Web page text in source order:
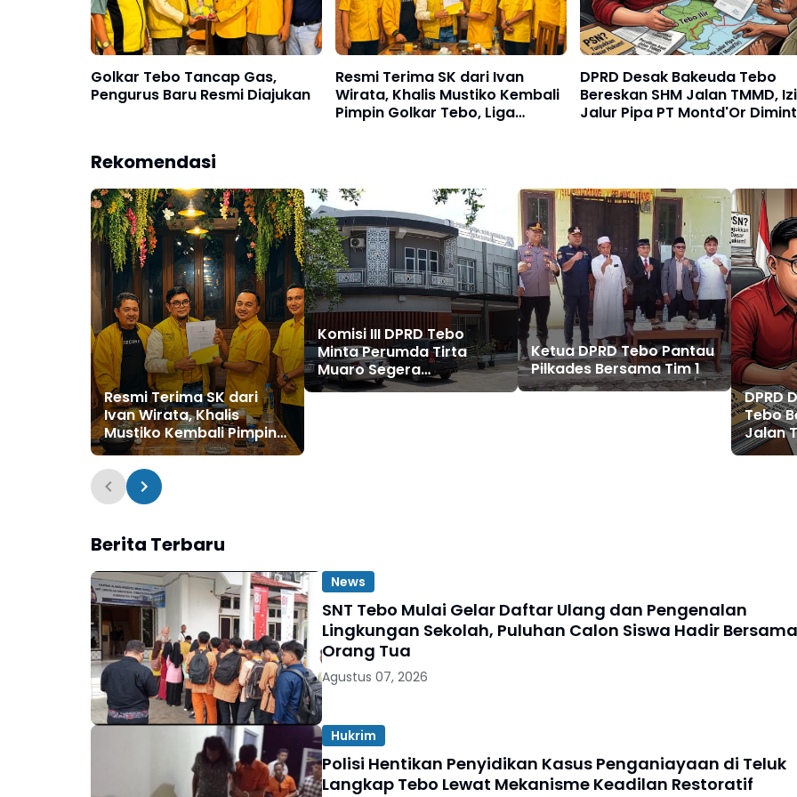
Golkar Tebo Tancap Gas,
Pengurus Baru Resmi Diajukan
Resmi Terima SK dari Ivan
Wirata, Khalis Mustiko Kembali
Pimpin Golkar Tebo, Liga
DPRD Desak Bakeuda Tebo
Bereskan SHM Jalan TMMD,
Jalur Pipa PT Montd'Or
Rekomendasi
Resmi Terima SK dari
Ivan Wirata, Khalis
Mustiko Kembali Pimpin
Golkar Tebo, Liga Marisa
Jadi Sekretaris
Komisi III DPRD Tebo
Minta Perumda Tirta
Muaro Segera
Kembalikan Temuan BPK
Ketua DPRD Tebo Pantau
Pilkades Bersama Tim 1
DPRD
Tebo
Jalan
Pipa
Berita Terbaru
News
SNT Tebo Mulai Gelar Daftar Ulang dan Pengenalan
Lingkungan Sekolah, Puluhan Calon Siswa Hadir Bersama
Orang Tua
Agustus 07, 2026
Hukrim
Polisi Hentikan Penyidikan Kasus Penganiayaan di Teluk
Langkap Tebo Lewat Mekanisme Keadilan Restoratif